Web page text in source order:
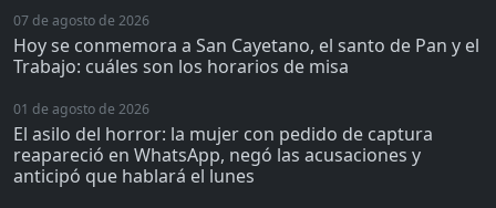
07 de agosto de 2026
Hoy se conmemora a San Cayetano, el santo de Pan y el
Trabajo: cuáles son los horarios de misa
01 de agosto de 2026
El asilo del horror: la mujer con pedido de captura
reapareció en WhatsApp, negó las acusaciones y
anticipó que hablará el lunes